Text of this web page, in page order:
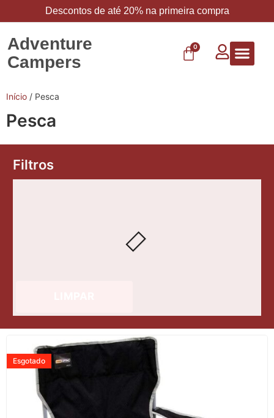
Descontos de até 20% na primeira compra
Adventure
Campers
0
Início / Pesca
Pesca
Filtros
Esgotado